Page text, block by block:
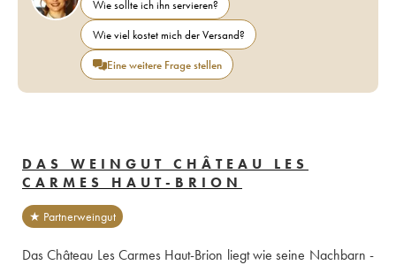
Wie sollte ich ihn servieren?
Wie viel kostet mich der Versand?
Eine weitere Frage stellen
DAS WEINGUT CHÂTEAU LES
CARMES HAUT-BRION
★ Partnerweingut
Das Château Les Carmes Haut-Brion liegt wie seine Nachbarn -